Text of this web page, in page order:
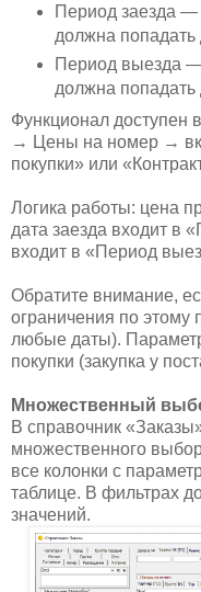
Период заезда —
должна попадать
Период выезда —
должна попадать
Функционал доступен
→ Цены на номер →
покупки» или
Логика работы: цена
дата заезда входит в
входит в «Период
Обратите внимание,
ограничения по этому
любые даты).
покупки (закупка у
Множественный
В справочник
множественного
все колонки с
таблице. В фильтрах
значений.